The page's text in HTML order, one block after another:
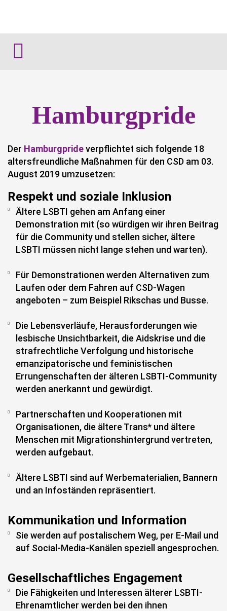
Hamburgpride
Der Hamburgprideverpflichtet sich folgende 18
altersfreundliche Maßnahmen für den CSD am 03.
August 2019 umzusetzen:
Respekt und soziale Inklusion
Ältere LSBTI gehen am Anfang einer
Demonstration mit (so würdigen wir ihren Beitrag
für die Community und stellen sicher, ältere
LSBTI müssen nicht lange stehen und warten).
Für Demonstrationen werden Alternativen zum
Laufen oder dem Fahren auf CSD-Wagen
angeboten – zum Beispiel Rikschas und Busse.
Die Lebensverläufe, Herausforderungen wie
lesbische Unsichtbarkeit, die Aidskrise und die
strafrechtliche Verfolgung und historische
emanzipatorische und feministischen
Errungenschaften der älteren LSBTI-Community
werden anerkannt und gewürdigt.
Partnerschaften und Kooperationen mit
Organisationen, die ältere Trans* und ältere
Menschen mit Migrationshintergrund vertreten,
werden aufgebaut.
Ältere LSBTI sind auf Werbematerialien, Bannern
und an Infoständen repräsentiert.
Kommunikation und Information
Sie werden auf postalischem Weg, per E-Mail und
auf Social-Media-Kanälen speziell angesprochen.
Gesellschaftliches Engagement
Die Fähigkeiten und Interessen älterer LSBTI-
Ehrenamtlicher werden bei den ihnen